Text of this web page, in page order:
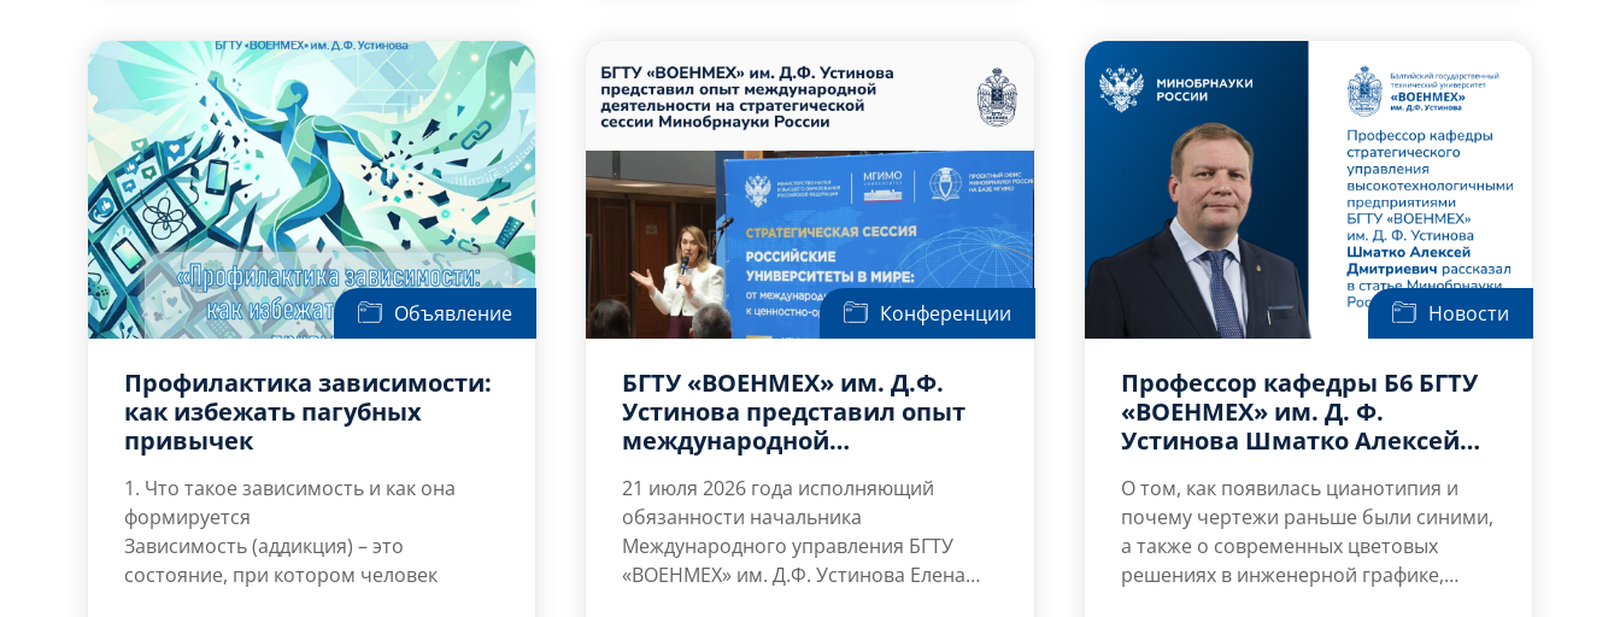
Санкт-Петербургского
политехнического университета Петра
Великого, объединивший молодых
учёных из ведущих технических вузов
Российской Федерации.
цикл проектирования:
от анализа
технического задания,
патентного поиска и
разработки
конструкторской
документации […]
деятельности.
номинациям, среди которых:
— научное и техническое […]
перфекционизмом?».
конструкт:
Перфекционизм – это устойчивое
стремлениеㅤкㅤбезупречности,
сопровождающеесяㅤзавышенными,
нереалистичными стандартами.
В основе лежит жесткая система […]
Объявление
Профилактика зависимости:
как избежать пагубных
привычек
1. Что такое зависимость и как она
формируется
Зависимость (аддикция) – это
состояние, при котором человек
Конференции
БГТУ «ВОЕНМЕХ» им. Д.Ф.
Устинова представил опыт
международной
стратегической сессии
Минобрнауки России
21 июля 2026 года исполняющий
обязанности начальника
Международного управления БГТУ
«ВОЕНМЕХ» им. Д.Ф. Устинова Елена
Новости
Профессор кафедры Б6 БГТУ
«ВОЕНМЕХ» им. Д. Ф.
Устинова Шматко Алексей
статье Минобрнауки России
о цианотипии
О том, как появилась цианотипия и
почему чертежи раньше были синими,
а также о современных цветовых
решениях в инженерной графике,